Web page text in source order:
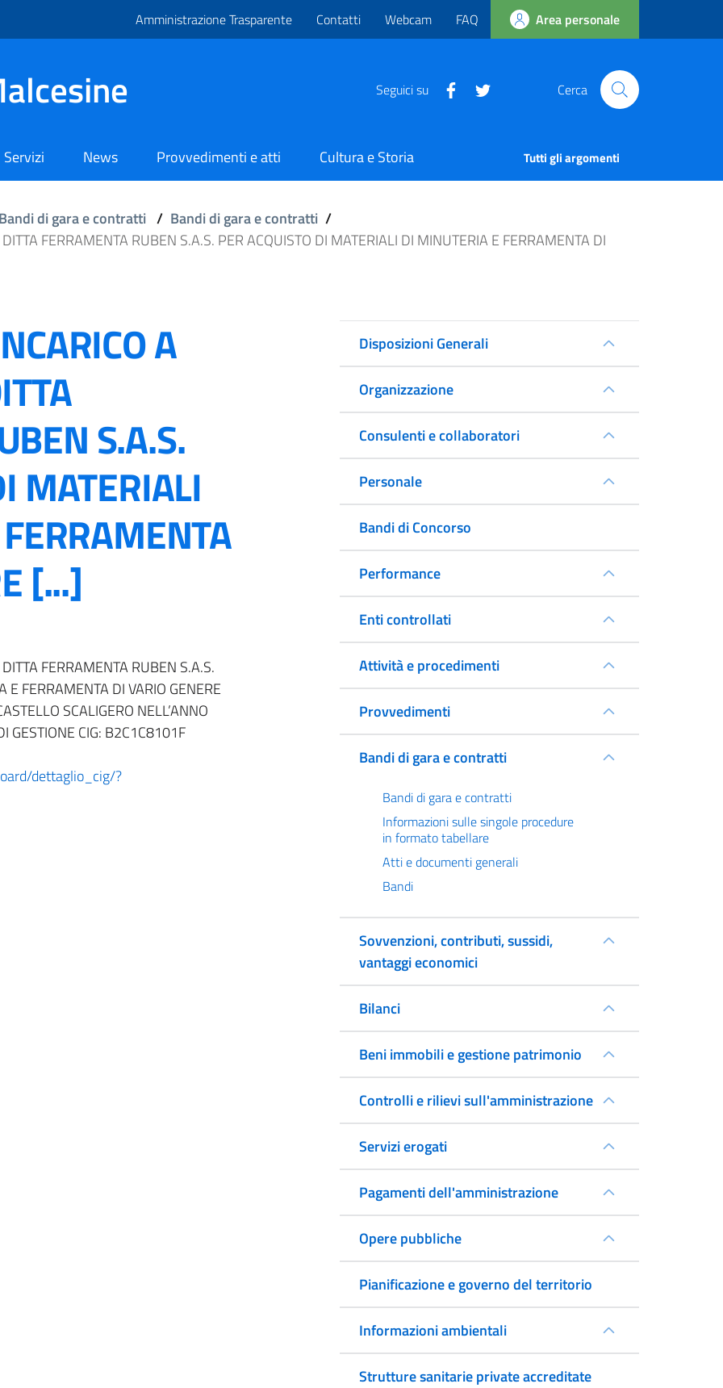
Amministrazione Trasparente Contatti Webcam FAQ Area personale
Seguici su Cerca
Servizi News Provvedimenti e atti Cultura e Storia Tutti gli argomenti
Bandi di gara e contratti / Bandi di gara e contratti /
FERRAMENTA RUBEN S.A.S. PER ACQUISTO DI MATERIALI DI MINUTERIA E FERRAMENTA DI
A
S.A.S.
MATERIALI
[...]
FERRAMENTA RUBEN S.A.S.
FERRAMENTA DI VARIO GENERE
SCALIGERO NELL’ANNO
GESTIONE CIG: B2C1C8101F
dettaglio_cig/?
Disposizioni Generali
Organizzazione
Consulenti e collaboratori
Personale
Bandi di Concorso
Performance
Enti controllati
Attività e procedimenti
Provvedimenti
Bandi di gara e contratti
Bandi di gara e contratti
Informazioni sulle singole procedure
in formato tabellare
Atti e documenti generali
Bandi
Sovvenzioni, contributi, sussidi,
vantaggi economici
Bilanci
Beni immobili e gestione patrimonio
Controlli e rilievi sull'amministrazione
Servizi erogati
Pagamenti dell'amministrazione
Opere pubbliche
Pianificazione e governo del territorio
Informazioni ambientali
Strutture sanitarie private accreditate